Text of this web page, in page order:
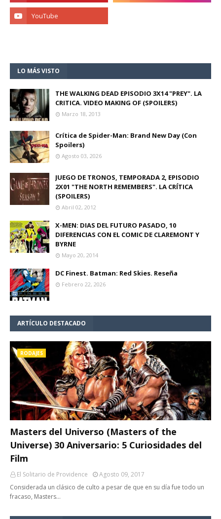
LO MÁS VISTO
THE WALKING DEAD EPISODIO 3X14 "PREY". LA
CRITICA. VIDEO MAKING OF (SPOILERS)
Marzo 18, 2013
Crítica de Spider-Man: Brand New Day (Con
Spoilers)
Agosto 03, 2026
JUEGO DE TRONOS, TEMPORADA 2, EPISODIO
2X01 "THE NORTH REMEMBERS". LA CRÍTICA
(SPOILERS)
Abril 02, 2012
X-MEN: DIAS DEL FUTURO PASADO, 10
DIFERENCIAS CON EL COMIC DE CLAREMONT Y
BYRNE
Mayo 20, 2014
DC Finest. Batman: Red Skies. Reseña
Febrero 22, 2026
ARTÍCULO DESTACADO
RODAJES
Masters del Universo (Masters of the
Universe) 30 Aniversario: 5 Curiosidades del
Film
El Solitario de Providence
Agosto 09, 2017
Considerada un clásico de culto a pesar de que en su día fue todo un
fracaso, Masters…